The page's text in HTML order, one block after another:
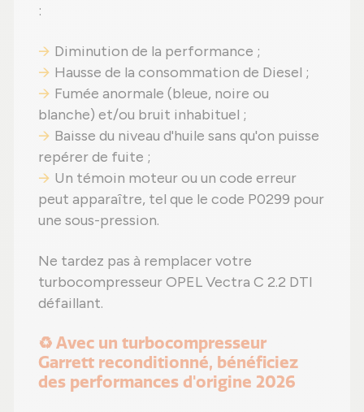
:
Diminution de la performance ;
Hausse de la consommation de Diesel ;
Fumée anormale (bleue, noire ou
blanche) et/ou bruit inhabituel ;
Baisse du niveau d'huile sans qu'on puisse
repérer de fuite ;
Un témoin moteur ou un code erreur
peut apparaître, tel que le code P0299 pour
une sous-pression.
Ne tardez pas à remplacer votre
turbocompresseur OPEL Vectra C 2.2 DTI
défaillant.
♻️ Avec un turbocompresseur
Garrett reconditionné, bénéficiez
des performances d'origine 2026